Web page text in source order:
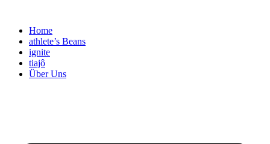
contentHome
athlete’s Beans
ignite
tiajô
Über Uns